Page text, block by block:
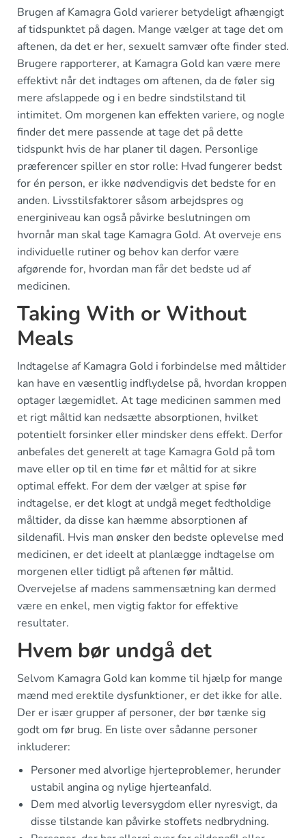
Brugen af Kamagra Gold varierer betydeligt afhængigt
af tidspunktet på dagen. Mange vælger at tage det om
aftenen, da det er her, sexuelt samvær ofte finder sted.
Brugere rapporterer, at Kamagra Gold kan være mere
effektivt når det indtages om aftenen, da de føler sig
mere afslappede og i en bedre sindstilstand til
intimitet. Om morgenen kan effekten variere, og nogle
finder det mere passende at tage det på dette
tidspunkt hvis de har planer til dagen. Personlige
præferencer spiller en stor rolle: Hvad fungerer bedst
for én person, er ikke nødvendigvis det bedste for en
anden. Livsstilsfaktorer såsom arbejdspres og
energiniveau kan også påvirke beslutningen om
hvornår man skal tage Kamagra Gold. At overveje ens
individuelle rutiner og behov kan derfor være
afgørende for, hvordan man får det bedste ud af
medicinen.
Taking With or Without
Meals
Indtagelse af Kamagra Gold i forbindelse med måltider
kan have en væsentlig indflydelse på, hvordan kroppen
optager lægemidlet. At tage medicinen sammen med
et rigt måltid kan nedsætte absorptionen, hvilket
potentielt forsinker eller mindsker dens effekt. Derfor
anbefales det generelt at tage Kamagra Gold på tom
mave eller op til en time før et måltid for at sikre
optimal effekt. For dem der vælger at spise før
indtagelse, er det klogt at undgå meget fedtholdige
måltider, da disse kan hæmme absorptionen af
sildenafil. Hvis man ønsker den bedste oplevelse med
medicinen, er det ideelt at planlægge indtagelse om
morgenen eller tidligt på aftenen før måltid.
Overvejelse af madens sammensætning kan dermed
være en enkel, men vigtig faktor for effektive
resultater.
Hvem bør undgå det
Selvom Kamagra Gold kan komme til hjælp for mange
mænd med erektile dysfunktioner, er det ikke for alle.
Der er især grupper af personer, der bør tænke sig
godt om før brug. En liste over sådanne personer
inkluderer:
Personer med alvorlige hjerteproblemer, herunder
ustabil angina og nylige hjerteanfald.
Dem med alvorlig leversygdom eller nyresvigt, da
disse tilstande kan påvirke stoffets nedbrydning.